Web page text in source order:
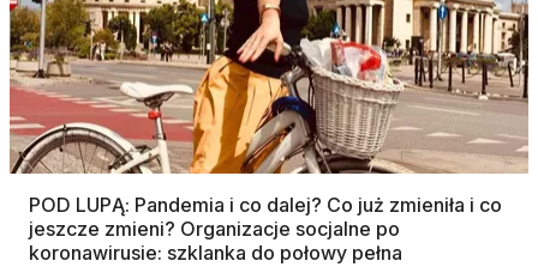
POD LUPĄ: Pandemia i co dalej? Co już zmieniła i co
jeszcze zmieni? Organizacje socjalne po
koronawirusie: szklanka do połowy pełna